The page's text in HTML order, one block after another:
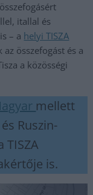
itallal és
– a helyi TISZA
összefogást és a
a közösségi
mellett
Ruszin-
TISZA
is.